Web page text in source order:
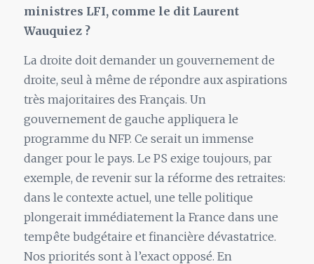
ministres LFI, comme le dit Laurent
Wauquiez ?
La droite doit demander un gouvernement de
droite, seul à même de répondre aux aspirations
très majoritaires des Français. Un
gouvernement de gauche appliquera le
programme du NFP. Ce serait un immense
danger pour le pays. Le PS exige toujours, par
exemple, de revenir sur la réforme des retraites:
dans le contexte actuel, une telle politique
plongerait immédiatement la France dans une
tempête budgétaire et financière dévastatrice.
Nos priorités sont à l’exact opposé. En